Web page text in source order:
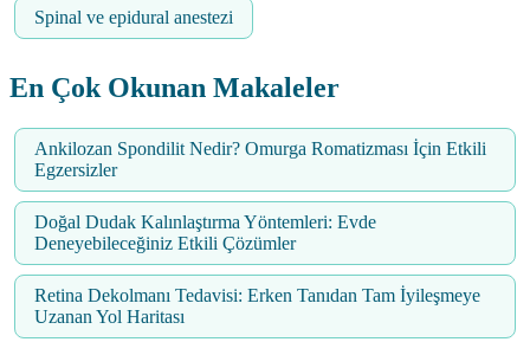
Spinal ve epidural anestezi
En Çok Okunan Makaleler
Ankilozan Spondilit Nedir? Omurga Romatizması İçin Etkili
Egzersizler
Doğal Dudak Kalınlaştırma Yöntemleri: Evde
Deneyebileceğiniz Etkili Çözümler
Retina Dekolmanı Tedavisi: Erken Tanıdan Tam İyileşmeye
Uzanan Yol Haritası